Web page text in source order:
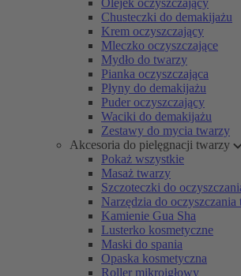
Olejek oczyszczający
Chusteczki do demakijażu
Krem oczyszczający
Mleczko oczyszczające
Mydło do twarzy
Pianka oczyszczająca
Płyny do demakijażu
Puder oczyszczający
Waciki do demakijażu
Zestawy do mycia twarzy
Akcesoria do pielęgnacji twarzy
Pokaż wszystkie
Masaż twarzy
Szczoteczki do
Narzędzia do oczyszczania
Kamienie Gua Sha
Lusterko kosmetyczne
Maski do spania
Opaska kosmetyczna
Roller mikroigłowy